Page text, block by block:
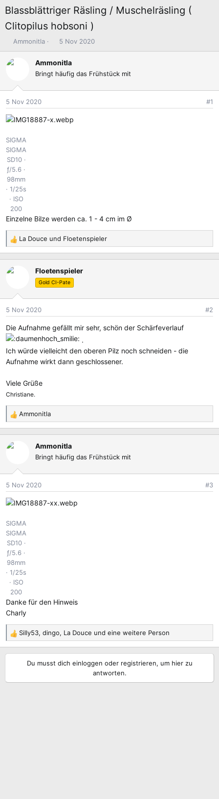
Blassblättriger Räsling / Muschelräsling (
Clitopilus hobsoni )
E
r
s
l
l
e
r
Ammonitla
E
r
s
t
l
t
a
5 Nov 2020
Ammonitla
Bringt häufig das Frühstück mit
5 Nov 2020 #1
SIGMA
SIGMA
SD10
ƒ/5.6
98mm
1/25s
ISO
200
Einzelne Bilze werden ca. 1 - 4 cm im Ø
R
e
a
k
o
n
n
:
La Douce und Floetenspieler
Floetenspieler
Gold CI-Pate
5 Nov 2020 #2
Die Aufnahme gefällt mir sehr, schön der Schärfeverlauf
.
Ich würde vielleicht den oberen Pilz noch schneiden - die
Aufnahme wirkt dann geschlossener.
Viele Grüße
Christiane.
R
e
a
k
o
n
e
n
Ammonitla
Ammonitla
Bringt häufig das Frühstück mit
5 Nov 2020 #3
SIGMA
SIGMA
SD10
ƒ/5.6
98mm
1/25s
ISO
200
Danke für den Hinweis
Charly
R
e
a
Silly53, dingo, La Douce und eine weitere Person
Du musst dich einloggen oder registrieren, um hier zu
antworten.